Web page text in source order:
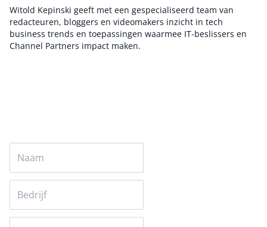
Witold Kepinski geeft met een gespecialiseerd team van
redacteuren, bloggers en videomakers inzicht in tech
business trends en toepassingen waarmee IT-beslissers en
Channel Partners impact maken.